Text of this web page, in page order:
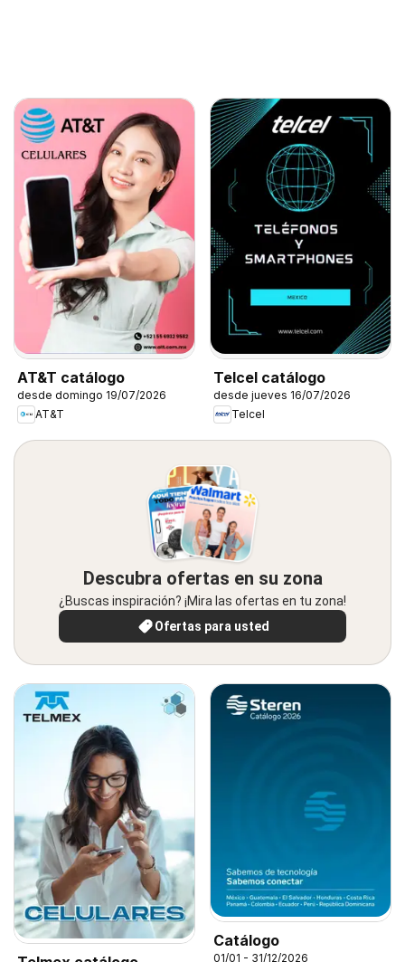
AT&T catálogo
desde domingo 19/07/2026
AT&T
Telcel catálogo
desde jueves 16/07/2026
Telcel
Descubra ofertas en su zona
¿Buscas inspiración? ¡Mira las ofertas en tu zona!
Ofertas para usted
Catálogo
01/01 - 31/12/2026